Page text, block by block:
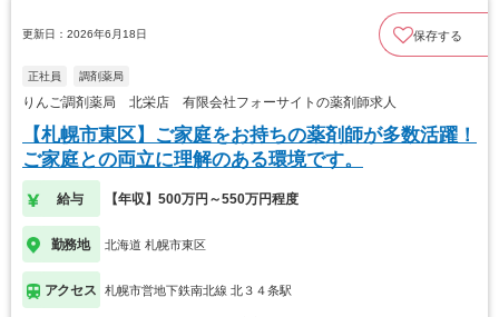
更新日：2026年6月18日 保存する
正社員 調剤薬局
りんご調剤薬局 北栄店 有限会社フォーサイトの薬剤師求人
【札幌市東区】ご家庭をお持ちの薬剤師が多数活躍！
ご家庭との両立に理解のある環境です。
給与 【年収】500万円～550万円程度
勤務地 北海道 札幌市東区
アクセス 札幌市営地下鉄南北線 北３４条駅